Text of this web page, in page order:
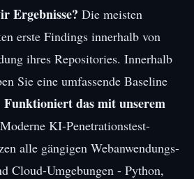
Ergebnisse? Die meisten
erste Findings innerhalb von
ihres Repositories. Innerhalb
Sie eine umfassende Baseline
Funktioniert das mit unserem
Moderne KI-Penetrationstest-
alle gängigen Webanwendungs-
Cloud-Umgebungen - Python,